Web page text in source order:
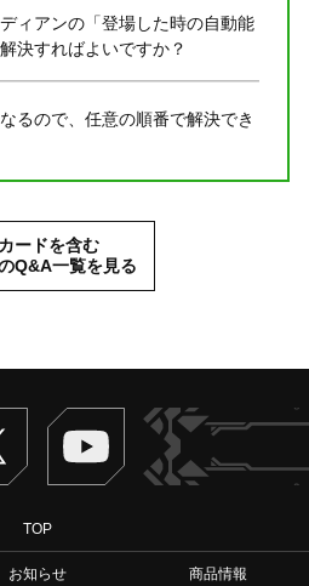
ィアンの「登場した時の自動能
決すればよいですか？
るので、任意の順番で解決でき
ードを含む
Q&A一覧を見る
Twitter ヴァンガードch
TOP
お知らせ
商品情報